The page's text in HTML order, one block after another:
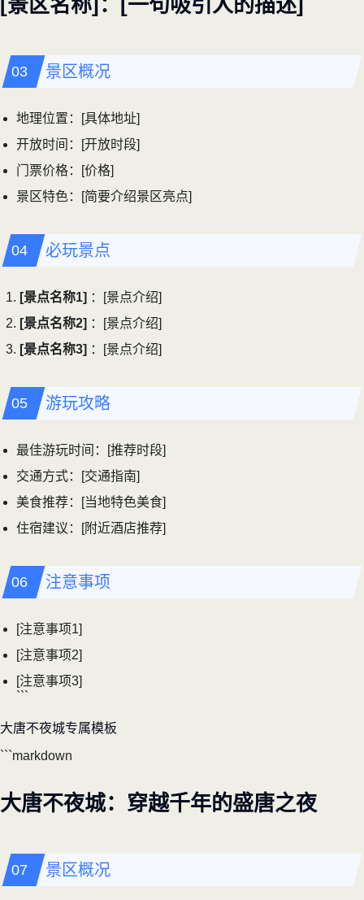
景区概况
地理位置：[具体地址]
开放时间：[开放时段]
门票价格：[价格]
景区特色：[简要介绍景区亮点]
必玩景点
[景点名称1] ：[景点介绍]
[景点名称2] ：[景点介绍]
[景点名称3] ：[景点介绍]
游玩攻略
最佳游玩时间：[推荐时段]
交通方式：[交通指南]
美食推荐：[当地特色美食]
住宿建议：[附近酒店推荐]
注意事项
[注意事项1]
[注意事项2]
[注意事项3]
```
大唐不夜城专属模板
```markdown
大唐不夜城：穿越千年的盛唐之夜
景区概况